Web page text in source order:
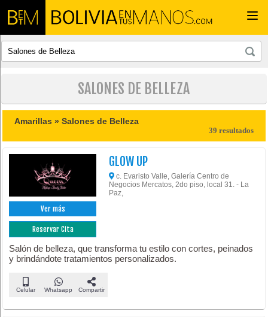
SALONES DE BELLEZA
Amarillas »Salones de Belleza
39 resultados
Ver más
Reservar Cita
GLOW UP
c. Evaristo Valle, Galería Centro de
Negocios Mercatos, 2do piso, local 31. - La
Paz,
Salón de belleza, que transforma tu estilo con cortes, peinados
y brindándote tratamientos personalizados.
Celular Whatsapp Compartir